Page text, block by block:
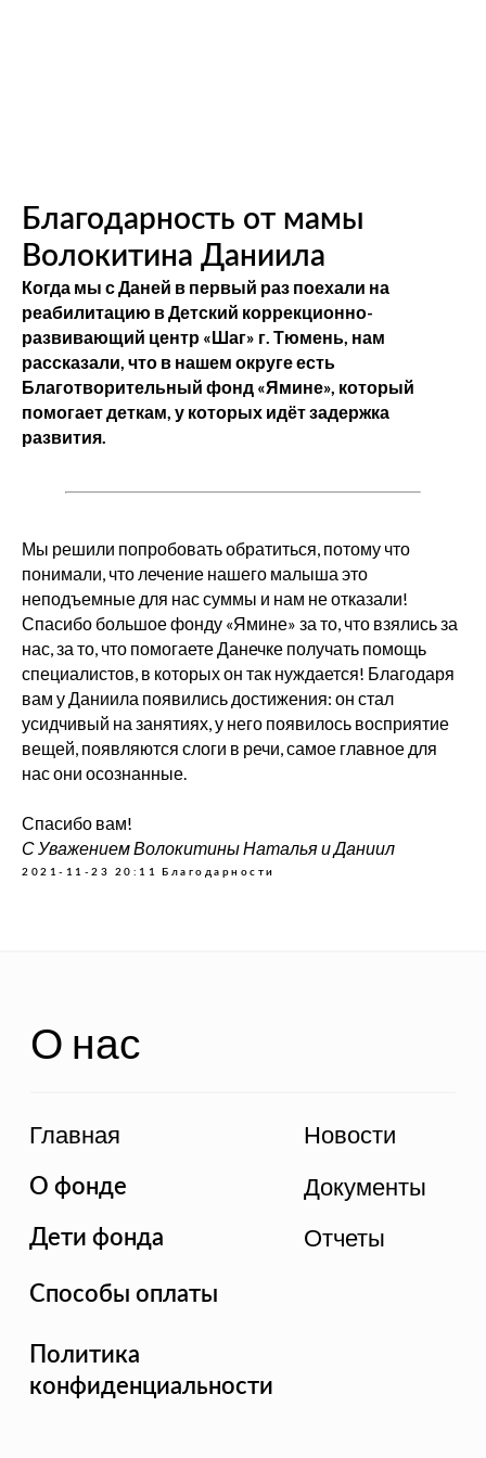
Благодарность от мамы
Волокитина Даниила
Когда мы с Даней в первый раз поехали на
реабилитацию в Детский коррекционно-
развивающий центр «Шаг» г. Тюмень, нам
рассказали, что в нашем округе есть
Благотворительный фонд «Ямине», который
помогает деткам, у которых идёт задержка
развития.
Мы решили попробовать обратиться, потому что
понимали, что лечение нашего малыша это
неподъемные для нас суммы и нам не отказали!
Спасибо большое фонду «Ямине» за то, что взялись за
нас, за то, что помогаете Данечке получать помощь
специалистов, в которых он так нуждается! Благодаря
вам у Даниила появились достижения: он стал
усидчивый на занятиях, у него появилось восприятие
вещей, появляются слоги в речи, самое главное для
нас они осознанные.
Спасибо вам!
С Уважением Волокитины Наталья и Даниил
2021-11-23 20:11 Благодарности
О фонде Документы
Контакты
Благотворительный фонд "ЯМИНЕ", 2022
О нас
Отчеты